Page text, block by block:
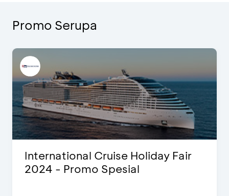
Promo Serupa
International Cruise Holiday Fair
2024 - Promo Spesial